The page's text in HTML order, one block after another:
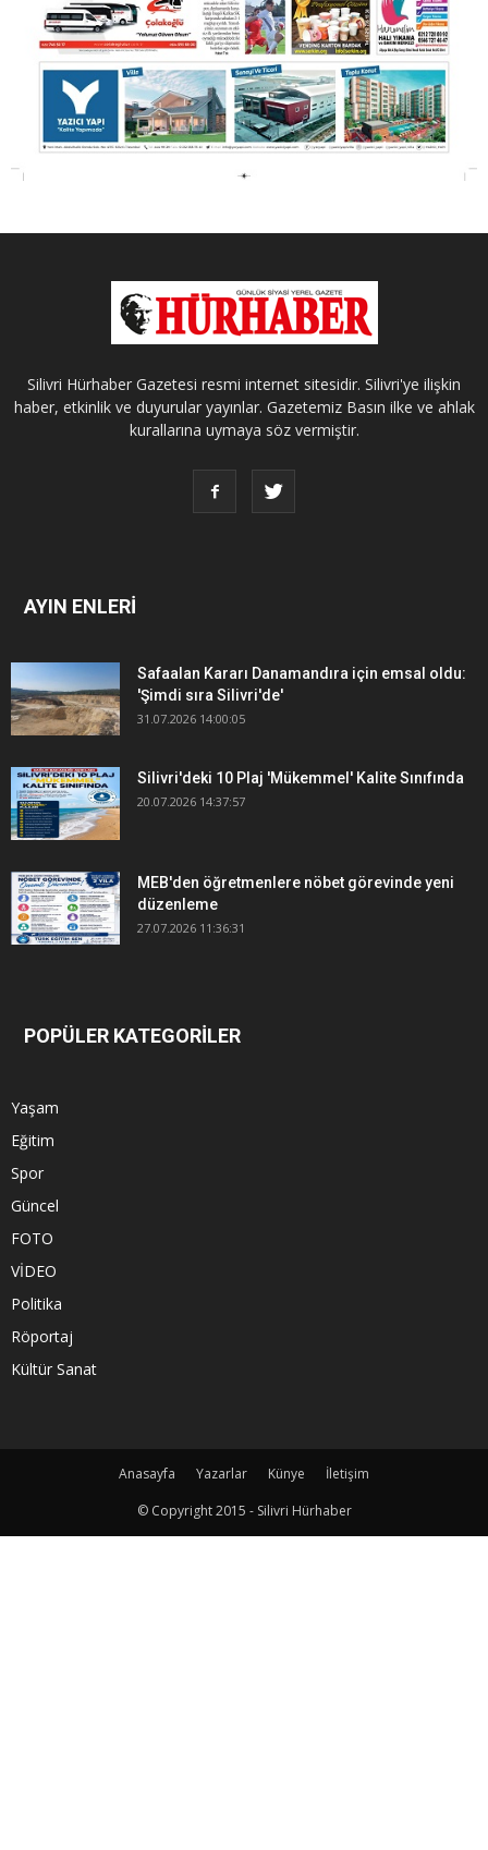
Silivri Hürhaber Gazetesi resmi internet sitesidir. Silivri'ye ilişkin
haber, etkinlik ve duyurular yayınlar. Gazetemiz Basın ilke ve ahlak
kurallarına uymaya söz vermiştir.
AYIN ENLERİ
Safaalan Kararı Danamandıra için emsal oldu:
'Şimdi sıra Silivri'de'
31.07.2026 14:00:05
Silivri'deki 10 Plaj 'Mükemmel' Kalite Sınıfında
20.07.2026 14:37:57
MEB'den öğretmenlere nöbet görevinde yeni
düzenleme
27.07.2026 11:36:31
POPÜLER KATEGORİLER
Yaşam
Eğitim
Spor
Güncel
FOTO
VİDEO
Politika
Röportaj
Kültür Sanat
Anasayfa Yazarlar Künye
İletişim
© Copyright 2015 - Silivri Hürhaber